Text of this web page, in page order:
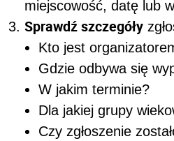
miejscowość, datę lub
Sprawdź szczegóły
Kto jest
Gdzie odbywa się
W jakim terminie?
Dla jakiej grupy
Czy zgłoszenie